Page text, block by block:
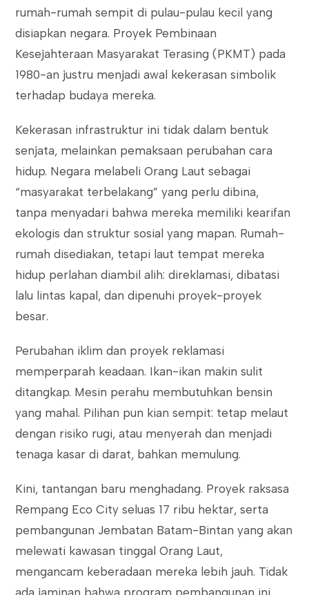
rumah-rumah sempit di pulau-pulau kecil yang
disiapkan negara. Proyek Pembinaan
Kesejahteraan Masyarakat Terasing (PKMT) pada
1980-an justru menjadi awal kekerasan simbolik
terhadap budaya mereka.
Kekerasan infrastruktur ini tidak dalam bentuk
senjata, melainkan pemaksaan perubahan cara
hidup. Negara melabeli Orang Laut sebagai
“masyarakat terbelakang” yang perlu dibina,
tanpa menyadari bahwa mereka memiliki kearifan
ekologis dan struktur sosial yang mapan. Rumah-
rumah disediakan, tetapi laut tempat mereka
hidup perlahan diambil alih: direklamasi, dibatasi
lalu lintas kapal, dan dipenuhi proyek-proyek
besar.
Perubahan iklim dan proyek reklamasi
memperparah keadaan. Ikan-ikan makin sulit
ditangkap. Mesin perahu membutuhkan bensin
yang mahal. Pilihan pun kian sempit: tetap melaut
dengan risiko rugi, atau menyerah dan menjadi
tenaga kasar di darat, bahkan memulung.
Kini, tantangan baru menghadang. Proyek raksasa
Rempang Eco City seluas 17 ribu hektar, serta
pembangunan Jembatan Batam-Bintan yang akan
melewati kawasan tinggal Orang Laut,
mengancam keberadaan mereka lebih jauh. Tidak
ada jaminan bahwa program pembangunan ini